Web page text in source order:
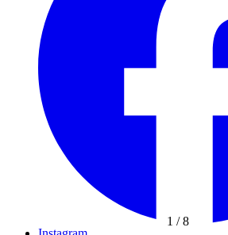
1 /8